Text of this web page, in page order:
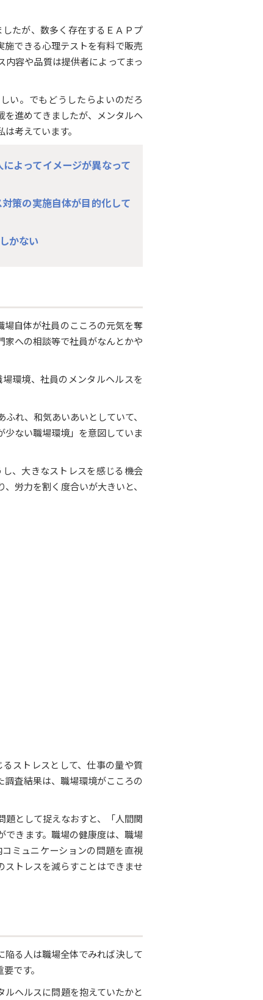
たが、数多く存在するＥＡＰプ
できる心理テストを有料で販売
容や品質は提供者によってまっ
い。でもどうしたらよいのだろ
進めてきましたが、メンタルヘ
考えています。
よってイメージが異なって
策の実施自体が目的化して
かない
自体が社員のこころの元気を奪
への相談等で社員がなんとかや
環境、社員のメンタルヘルスを
れ、和気あいあいとしていて、
ない職場環境」を意図していま
、大きなストレスを感じる機会
労力を割く度合いが大きいと、
ストレスとして、仕事の量や質
調査結果は、職場環境がこころの
として捉えなおすと、「人間関
きます。職場の健康度は、職場
ミュニケーションの問題を直視
ストレスを減らすことはできませ
る人は職場全体でみれば決して
です。
ヘルスに問題を抱えていたかと